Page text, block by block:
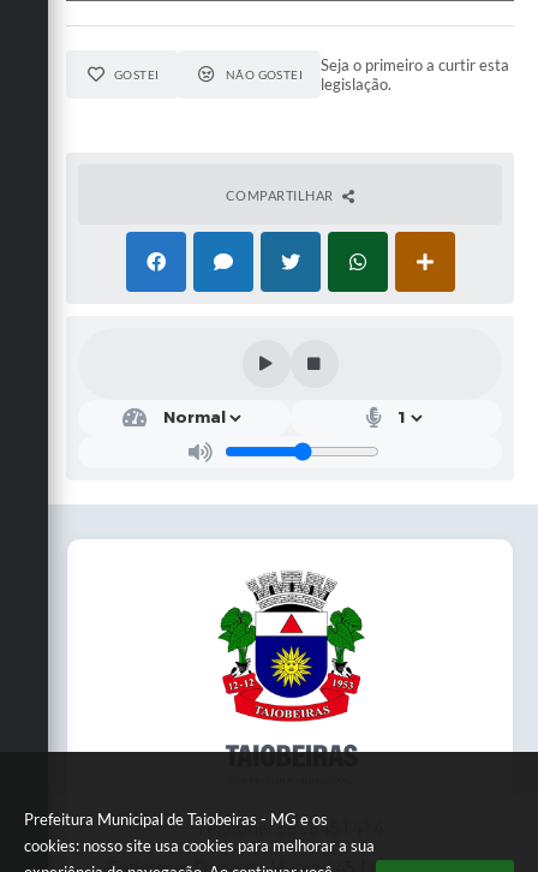
Prefeitura Municipal de Taiobeiras - MG e os
cookies: nosso site usa cookies para melhorar a sua
GOSTEI NÃO GOSTEI
Seja o primeiro a curtir esta
legislação.
COMPARTILHAR
Telefone: 3838451414